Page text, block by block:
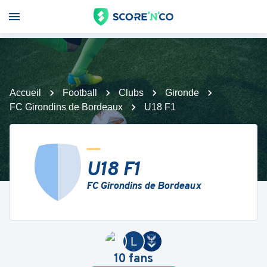
Accueil Football Clubs
Gironde
FC Girondins de Bordeaux
U18 F1
U18 F1
FC Girondins de Bordeaux
L
10 fans